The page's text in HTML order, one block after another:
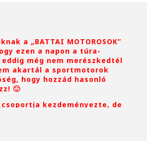
a „BATTAI MOTOROSOK”
ezen a napon a túra-
még nem merészkedtél
akartál a sportmotorok
hogy hozzád hasonló
🙂
csoportja kezdeményezte, de